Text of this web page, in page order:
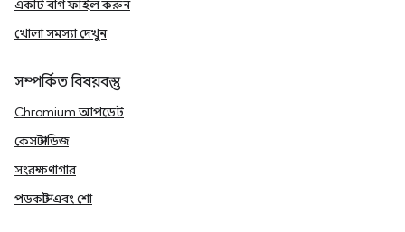
একটি বাগ ফাইল করুন
খোলা সমস্যা দেখুন
সম্পর্কিত বিষয়বস্তু
Chromium আপডেট
কেস স্টাডিজ
সংরক্ষণাগার
পডকাস্ট এবং শো